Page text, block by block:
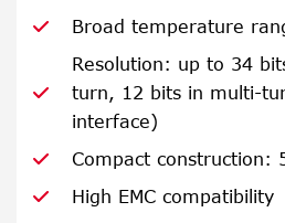
Broad temperature
Resolution: up to 34
turn, 12 bits in multi-
interface)
Compact construction:
High EMC compatibility